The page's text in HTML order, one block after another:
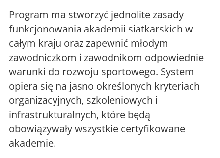
Program ma stworzyć jednolite zasady
funkcjonowania akademii siatkarskich w
całym kraju oraz zapewnić młodym
zawodniczkom i zawodnikom odpowiednie
warunki do rozwoju sportowego. System
opiera się na jasno określonych kryteriach
organizacyjnych, szkoleniowych i
infrastrukturalnych, które będą
obowiązywały wszystkie certyfikowane
akademie.